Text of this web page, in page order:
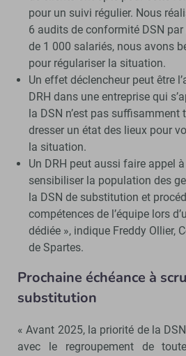
pour un suivi régulier. Nous
6 audits de conformité DSN
de 1 000 salariés, nous avons
pour régulariser la situation.
Un effet déclencheur peut être
DRH dans une entreprise qui
la DSN n’est pas suffisamment
dresser un état des lieux pour
la situation.
Un DRH peut aussi faire appel
sensibiliser la population des
la DSN de substitution et
compétences de l’équipe lors
dédiée », indique Freddy Ollier,
de Spartes.
Prochaine échéance à
substitution
« Avant 2025, la priorité de la
avec le regroupement de